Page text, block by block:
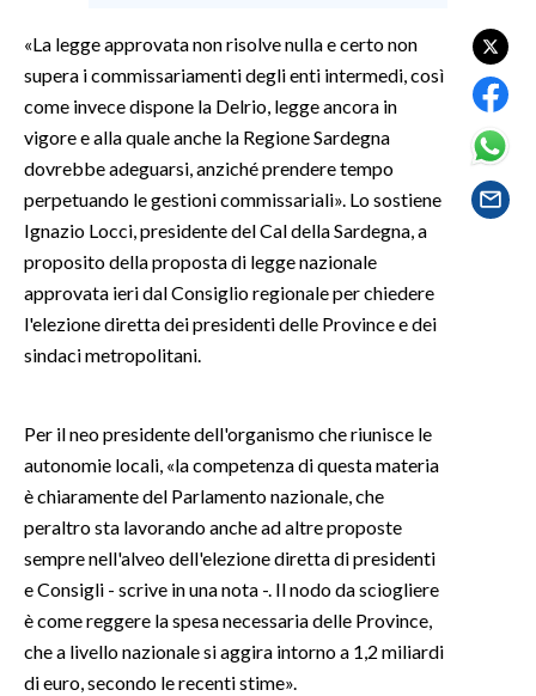
SPETTACOLI
SARDEGNA TURISMO
SARDI NEL MONDO
NOTIZIE
#CARAUNIONE
3 MINUTI CON
INSULARITÀ
INFO AZIENDE
ANNUNCI
«La legge approvata non risolve nulla e certo non
supera i commissariamenti degli enti intermedi, così
come invece dispone la Delrio, legge ancora in
vigore e alla quale anche la Regione Sardegna
dovrebbe adeguarsi, anziché prendere tempo
perpetuando le gestioni commissariali». Lo sostiene
Ignazio Locci, presidente del Cal della Sardegna, a
proposito della proposta di legge nazionale
approvata ieri dal Consiglio regionale per chiedere
l'elezione diretta dei presidenti delle Province e dei
sindaci metropolitani.
Per il neo presidente dell'organismo che riunisce le
autonomie locali, «la competenza di questa materia
è chiaramente del Parlamento nazionale, che
peraltro sta lavorando anche ad altre proposte
sempre nell'alveo dell'elezione diretta di presidenti
e Consigli - scrive in una nota -. Il nodo da sciogliere
è come reggere la spesa necessaria delle Province,
che a livello nazionale si aggira intorno a 1,2 miliardi
di euro, secondo le recenti stime».